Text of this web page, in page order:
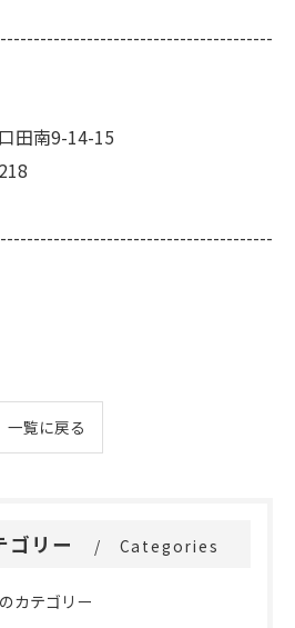
田南9-14-15
一覧に戻る
ゴリー Categories
カテゴリー